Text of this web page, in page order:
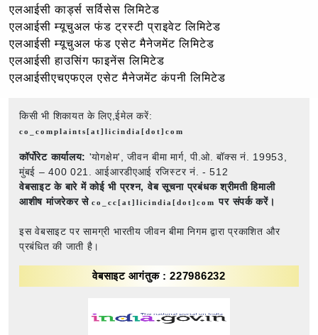
एलआईसी कार्ड्स सर्विसेस लिमिटेड
एलआईसी म्यूचुअल फंड ट्रस्टी प्राइवेट लिमिटेड
एलआईसी म्यूचुअल फंड एसेट मैनेजमेंट लिमिटेड
एलआईसी हाउसिंग फाइनेंस लिमिटेड
एलआईसीएचएफएल एसेट मैनेजमेंट कंपनी लिमिटेड
किसी भी शिकायत के लिए,ईमेल करें:
co_complaints[at]licindia[dot]com
कॉर्पोरेट कार्यालय: 'योगक्षेम', जीवन बीमा मार्ग, पी.ओ. बॉक्स नं. 19953,
मुंबई – 400 021. आईआरडीएआई रजिस्टर नं. - 512
वेबसाइट के बारे में कोई भी प्रश्न, वेब सूचना प्रबंधक श्रीमती हिमाली
आशीष मांजरेकर सेco_cc[at]licindia[dot]comपर संपर्क करें।
इस वेबसाइट पर सामग्री भारतीय जीवन बीमा निगम द्वारा प्रकाशित और
प्रबंधित की जाती है।
वेबसाइट आगंतुक : 227986232